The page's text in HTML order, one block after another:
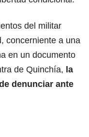
del militar
concerniente a una
en un documento
de Quinchía, la
denunciar ante